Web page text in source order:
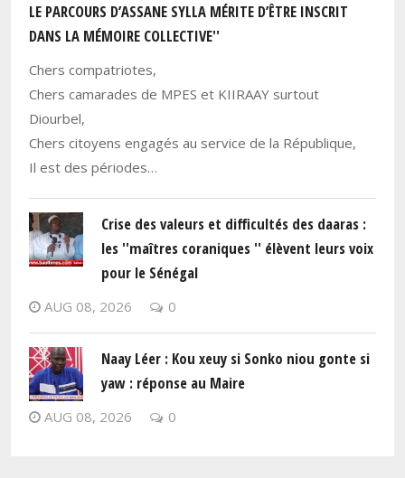
LE PARCOURS D’ASSANE SYLLA MÉRITE D’ÊTRE INSCRIT
DANS LA MÉMOIRE COLLECTIVE''
Chers compatriotes,
Chers camarades de MPES et KIIRAAY surtout
Diourbel,
Chers citoyens engagés au service de la République,
Il est des périodes…
Crise des valeurs et difficultés des daaras :
les ''maîtres coraniques '' élèvent leurs voix
pour le Sénégal
AUG 08, 2026 0
Naay Léer : Kou xeuy si Sonko niou gonte si
yaw : réponse au Maire
AUG 08, 2026 0